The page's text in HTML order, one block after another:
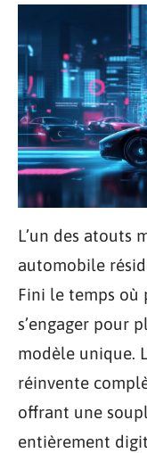
L’un des atouts
automobile
Fini le temps où
s’engager pour
modèle unique.
réinvente
offrant une
entièrement